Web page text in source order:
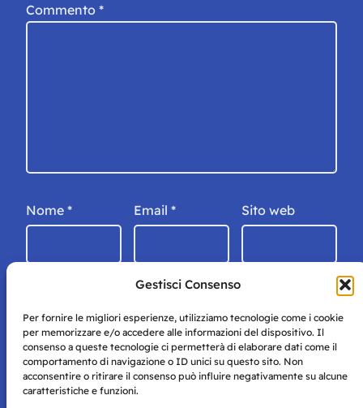
Gestisci Consenso
Per fornire le migliori esperienze, utilizziamo tecnologie come i cookie
per memorizzare e/o accedere alle informazioni del dispositivo. Il
consenso a queste tecnologie ci permetterà di elaborare dati come il
comportamento di navigazione o ID unici su questo sito. Non
acconsentire o ritirare il consenso può influire negativamente su alcune
caratteristiche e funzioni.
Commento *
Nome * Email * Sito web